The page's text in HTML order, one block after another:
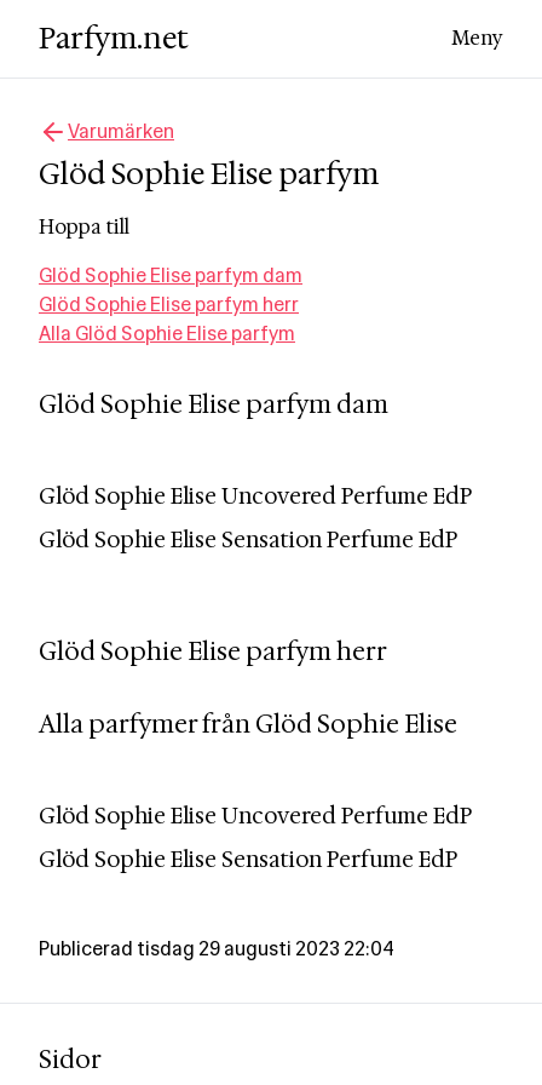
Parfym.net Meny
Varumärken
Glöd Sophie Eliseparfym
Hoppa till
Glöd Sophie Elise parfym dam
Glöd Sophie Elise parfym herr
Alla Glöd Sophie Elise parfym
Glöd Sophie Elise parfym dam
Glöd Sophie Elise Uncovered Perfume EdP
Glöd Sophie Elise Sensation Perfume EdP
Glöd Sophie Elise parfym herr
Alla parfymer frånGlöd Sophie Elise
Glöd Sophie Elise Uncovered Perfume EdP
Glöd Sophie Elise Sensation Perfume EdP
Publicerad tisdag 29 augusti 2023 22:04
Sidor